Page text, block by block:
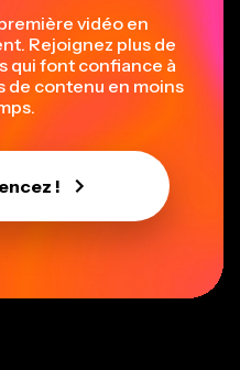
Rejoignez plus de
qui font confiance à
de contenu en moins